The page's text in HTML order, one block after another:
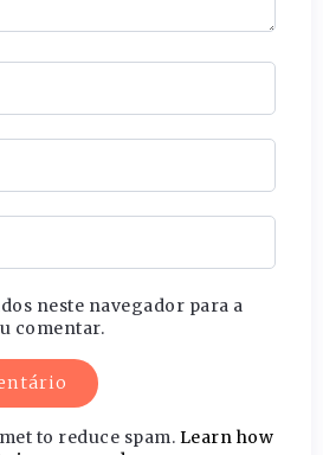
neste navegador para a
comentar.
to reduce spam. Learn how